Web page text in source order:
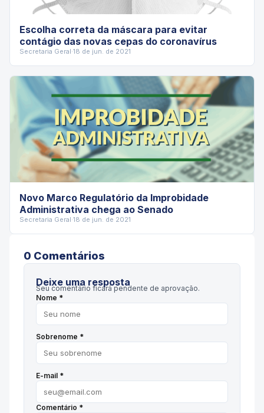
Escolha correta da máscara para evitar
contágio das novas cepas do coronavírus
Secretaria Geral·18 de jun. de 2021
Novo Marco Regulatório da Improbidade
Administrativa chega ao Senado
Secretaria Geral·18 de jun. de 2021
0 Comentários
Deixe uma resposta
Seu comentário ficará pendente de aprovação.
Nome *
Sobrenome *
E-mail *
Comentário *